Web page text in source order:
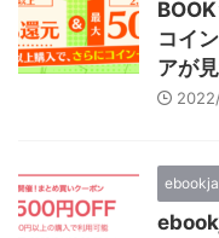
コイ
アが